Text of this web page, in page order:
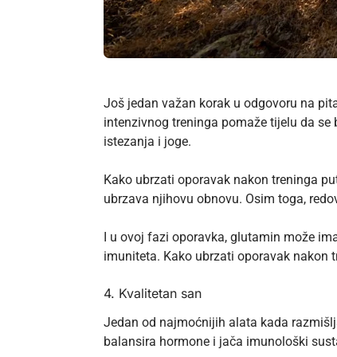
Još jedan važan korak u odgovoru na
intenzivnog treninga pomaže tijelu da
istezanja i joge.
Kako ubrzati oporavak nakon treninga
ubrzava njihovu obnovu. Osim toga,
I u ovoj fazi oporavka, glutamin može
imuniteta. Kako ubrzati oporavak nakon
4. Kvalitetan san
Jedan od najmoćnijih alata kada
balansira hormone i jača imunološki